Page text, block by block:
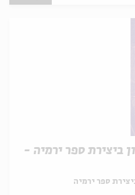
ירמיהו ותלמידיו - עיון ביצירת ספר ירמיה -
ספר ירמיה